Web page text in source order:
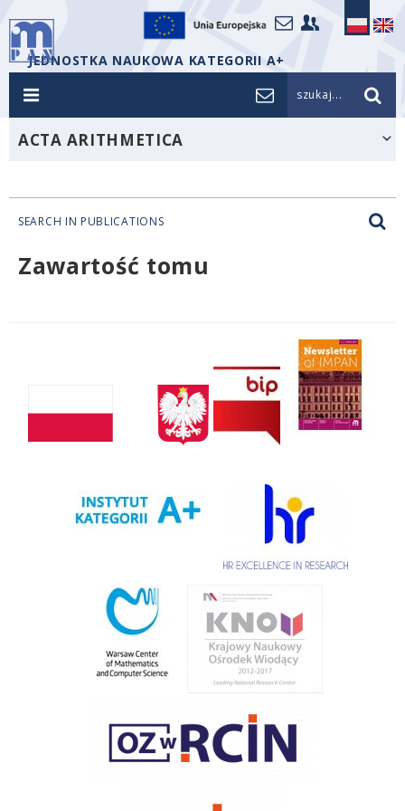
JEDNOSTKA NAUKOWA KATEGORII A+
szukaj...
ACTA ARITHMETICA
SEARCH IN PUBLICATIONS
Zawartość tomu